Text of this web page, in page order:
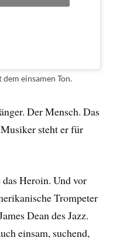
einsamen Ton.
Der Mensch. Das
steht er für
Heroin. Und vor
Trompeter
Dean des Jazz.
einsam, suchend,